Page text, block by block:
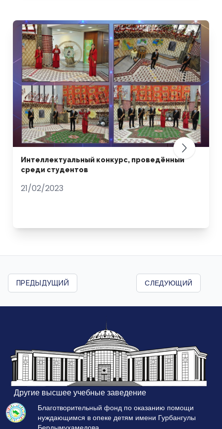
Интеллектуальный конкурс, проведённый
среди студентов
21/02/2023
ПРЕДЫДУЩИЙ СЛЕДУЮЩИЙ
Другие высшее учебные заведение
Благотворительный фонд по оказанию помощи
нуждающимся в опеке детям имени Гурбангулы